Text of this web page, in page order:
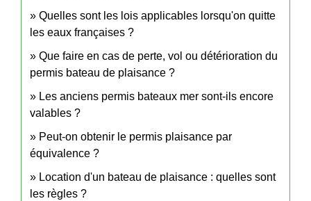
Quelles sont les lois applicables lorsqu'on quitte
les eaux françaises ?
Que faire en cas de perte, vol ou détérioration du
permis bateau de plaisance ?
Les anciens permis bateaux mer sont-ils encore
valables ?
Peut-on obtenir le permis plaisance par
équivalence ?
Location d'un bateau de plaisance : quelles sont
les règles ?